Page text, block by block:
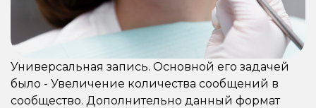
Универсальная запись. Основной его задачей
было - Увеличение количества сообщений в
сообщество. Дополнительно данный формат